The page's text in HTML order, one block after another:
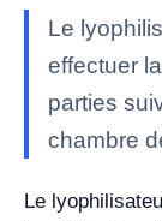
Le
effectuer
parties
chambre
Le